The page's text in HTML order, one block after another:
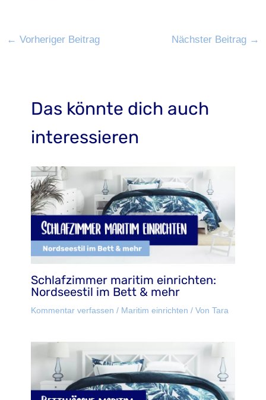
← Vorheriger Beitrag Nächster Beitrag →
Das könnte dich auch
interessieren
Schlafzimmer maritim einrichten:
Nordseestil im Bett & mehr
Kommentar verfassen / Maritim einrichten / Von Tara